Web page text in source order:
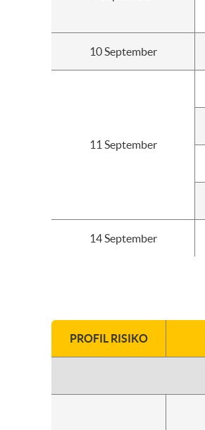
10 September
11 September
14 September
PROFIL RISIKO